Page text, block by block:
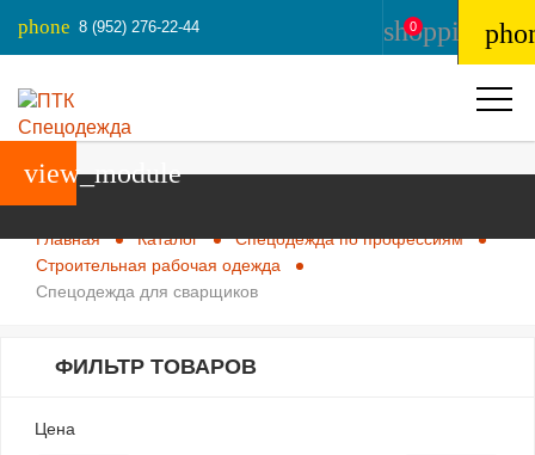
phone 8 (952) 276-22-44 0
Главная Каталог
Спецодежда по профессиям
Строительная рабочая одежда
Спецодежда для сварщиков
ФИЛЬТР ТОВАРОВ
Цена
view_module